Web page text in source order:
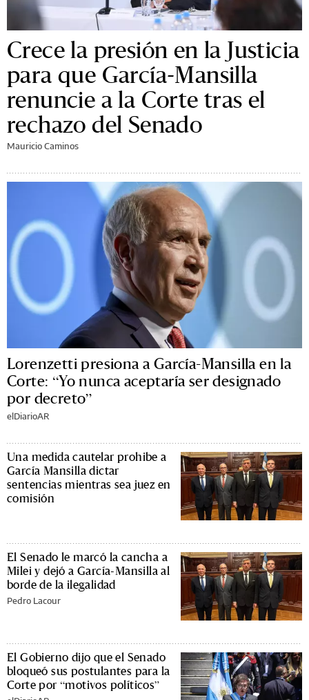
Crece la presión en la Justicia
para que García-Mansilla
renuncie a la Corte tras el
rechazo del Senado
Mauricio Caminos
Lorenzetti presiona a García-Mansilla en la
Corte: “Yo nunca aceptaría ser designado
por decreto”
elDiarioAR
Una medida cautelar prohibe a
García Mansilla dictar
sentencias mientras sea juez en
comisión
El Senado le marcó la cancha a
Milei y dejó a García-Mansilla al
borde de la ilegalidad
Pedro Lacour
El Gobierno dijo que el Senado
bloqueó sus postulantes para la
Corte por “motivos políticos”